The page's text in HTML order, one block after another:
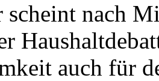
nach
auch für